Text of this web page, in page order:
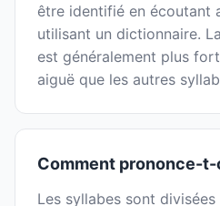
être identifié en écoutant
utilisant un dictionnaire.
est généralement plus
aiguë que les autres
Comment prononce-t-
Les syllabes sont